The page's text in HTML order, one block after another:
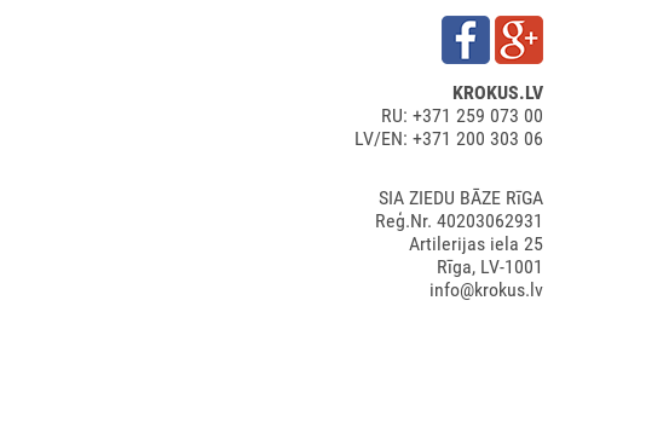
KROKUS.LV
RU: +371 259 073 00
LV/EN: +371 200 303 06
SIA ZIEDU BĀZE RīGA
Reģ.Nr. 40203062931
Artilerijas iela 25
Rīga, LV-1001
info@krokus.lv